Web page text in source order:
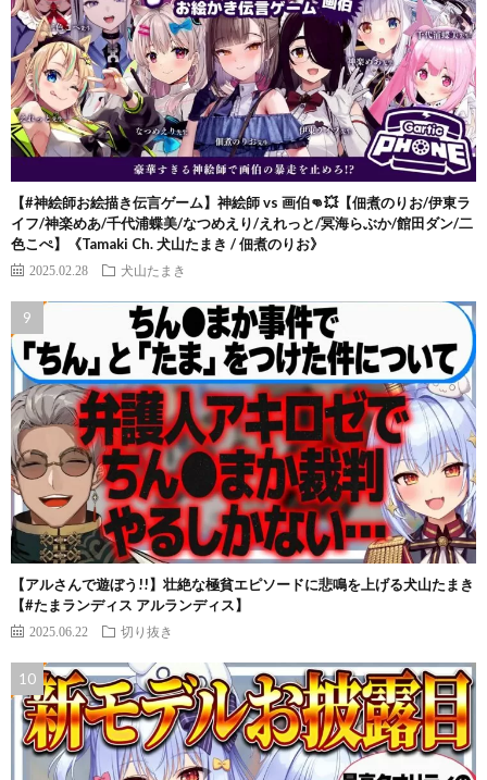
【#神絵師お絵描き伝言ゲーム】神絵師 vs 画伯👊💥【佃煮のりお/伊東ラ
イフ/神楽めあ/千代浦蝶美/なつめえり/えれっと/冥海らぶか/館田ダン/二
色こぺ】《Tamaki Ch. 犬山たまき / 佃煮のりお》
2025.02.28 犬山たまき
【アルさんで遊ぼう!!】壮絶な極貧エピソードに悲鳴を上げる犬山たまき
【#たまランディス アルランディス】
2025.06.22 切り抜き